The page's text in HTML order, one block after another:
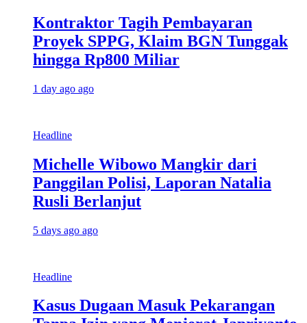
Kontraktor Tagih Pembayaran
Proyek SPPG, Klaim BGN Tunggak
hingga Rp800 Miliar
1 day ago ago
Headline
Michelle Wibowo Mangkir dari
Panggilan Polisi, Laporan Natalia
Rusli Berlanjut
5 days ago ago
Headline
Kasus Dugaan Masuk Pekarangan